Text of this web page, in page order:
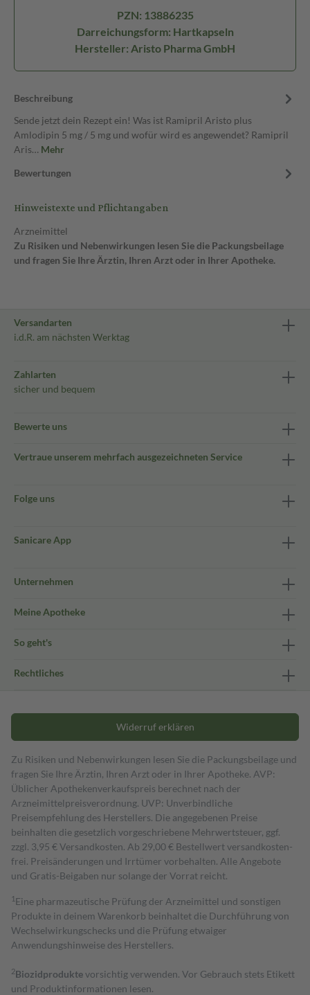
PZN: 13886235
Darreichungsform: Hartkapseln
Hersteller: Aristo Pharma GmbH
Beschreibung
Sende jetzt dein Rezept ein! Was ist Ramipril Aristo plus
Amlodipin 5 mg / 5 mg und wofür wird es angewendet? Ramipril
Aris… Mehr
Bewertungen
Hinweistexte und Pflichtangaben
Arzneimittel
Zu Risiken und Nebenwirkungen lesen Sie die Packungsbeilage
und fragen Sie Ihre Ärztin, Ihren Arzt oder in Ihrer Apotheke.
Versandarten
i.d.R. am nächsten Werktag
Zahlarten
sicher und bequem
Bewerte uns
Vertraue unserem mehrfach ausgezeichneten Service
Folge uns
Sanicare App
Unternehmen
Meine Apotheke
So geht's
Rechtliches
Widerruf erklären
Zu Risiken und Nebenwirkungen lesen Sie die Packungsbeilage und
fragen Sie Ihre Ärztin, Ihren Arzt oder in Ihrer Apotheke. AVP:
Üblicher Apothekenverkaufspreis berechnet nach der
Arzneimittelpreisverordnung. UVP: Unverbindliche
Preisempfehlung des Herstellers. Die angegebenen Preise
beinhalten die gesetzlich vorgeschriebene Mehrwertsteuer, ggf.
zzgl. 3,95 € Versandkosten. Ab 29,00 € Bestell­wert versand­kosten­
frei. Preisänderungen und Irrtümer vorbehalten. Alle Angebote
und Gratis-Beigaben nur solange der Vorrat reicht.
1 Eine pharmazeutische Prüfung der Arzneimittel und sonstigen
Produkte in deinem Warenkorb beinhaltet die Durchführung von
Wechselwirkungschecks und die Prüfung etwaiger
Anwendungshinweise des Herstellers.
2Biozidproduktevorsichtig verwenden. Vor Gebrauch stets Etikett
und Produktinformationen lesen.